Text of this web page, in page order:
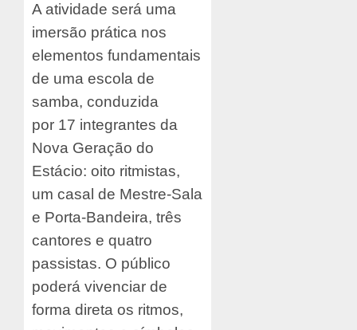
A atividade será uma
imersão prática nos
elementos fundamentais
de uma escola de
samba, conduzida
por 17 integrantes da
Nova Geração do
Estácio: oito ritmistas,
um casal de Mestre-Sala
e Porta-Bandeira, três
cantores e quatro
passistas. O público
poderá vivenciar de
forma direta os ritmos,